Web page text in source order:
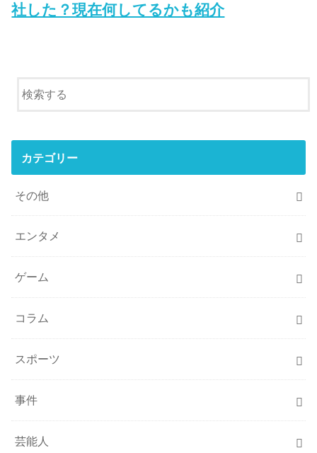
社した？現在何してるかも紹介
カテゴリー
その他
エンタメ
ゲーム
コラム
スポーツ
事件
芸能人